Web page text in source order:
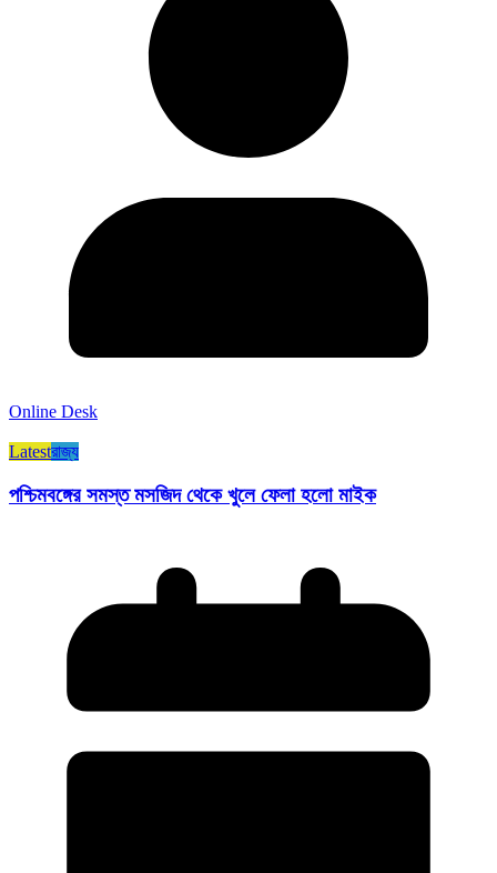
Online Desk
Latestরাজ্য​
পশ্চিমবঙ্গের সমস্ত মসজিদ থেকে খুলে ফেলা হলো মাইক